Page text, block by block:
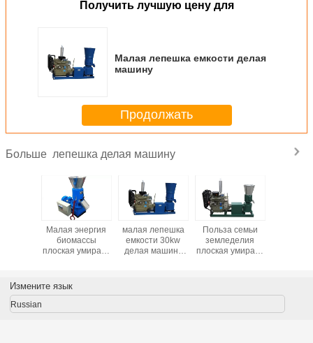
Получить лучшую цену для
Малая лепешка емкости делая
машину
Продолжать
Больше лепешка делая машину
Малая энергия
биомассы
плоская умирает
домашней
пользы
малая лепешка
емкости 30kw
делая машину
Польза семьи
земледелия
плоская умирает
Измените язык
Russian